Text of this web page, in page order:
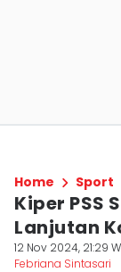
Home Sport
Kiper PSS
Lanjutan
12 Nov 2024, 21:29
Febriana Sintasari